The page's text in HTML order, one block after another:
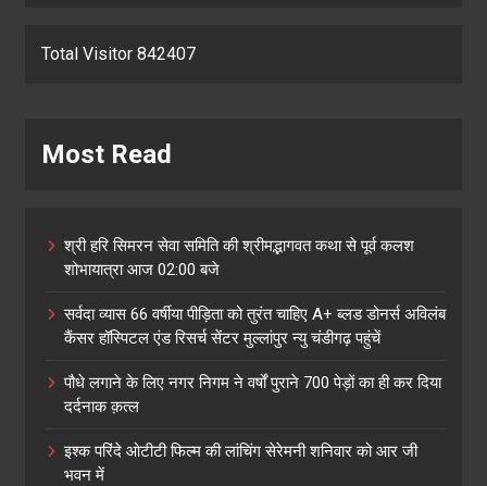
Total Visitor 842407
Most Read
श्री हरि सिमरन सेवा समिति की श्रीमद्भागवत कथा से पूर्व कलश
शोभायात्रा आज 02:00 बजे
सर्वदा व्यास 66 वर्षीया पीड़िता को तुरंत चाहिए A+ ब्लड डोनर्स अविलंब
कैंसर हॉस्पिटल एंड रिसर्च सेंटर मुल्लांपुर न्यु चंडीगढ़ पहुंचें
पौधे लगाने के लिए नगर निगम ने वर्षों पुराने 700 पेड़ों का ही कर दिया
दर्दनाक क़त्ल
इश्क परिंदे ओटीटी फिल्म की लांचिंग सेरेमनी शनिवार को आर जी
भवन में